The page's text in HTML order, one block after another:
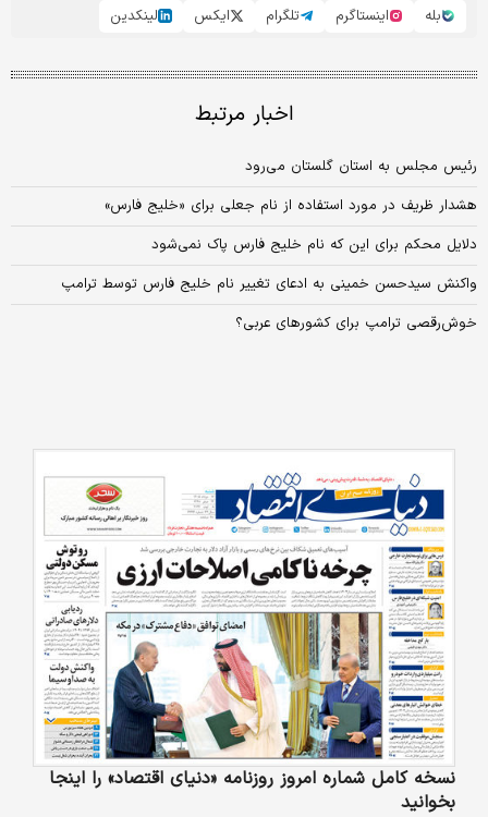
بله
اینستاگرم تلگرام ایکس لینکدین
اخبار مرتبط
رئیس مجلس به استان گلستان می‌رود
هشدار ظریف در مورد استفاده از نام جعلی برای «خلیج فارس»
دلایل محکم برای این که نام خلیج فارس پاک نمی‌شود
واکنش سیدحسن خمینی به ادعای تغییر نام خلیج فارس توسط ترامپ
خوش‌رقصی ترامپ برای کشورهای عربی؟
نسخه کامل شماره امروز روزنامه «دنیای‌ اقتصاد» را اینجا
بخوانید